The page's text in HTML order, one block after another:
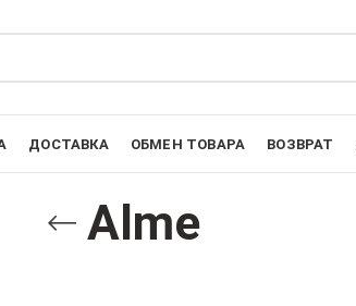
ДОСТАВКА ОБМЕН ТОВАРА ВОЗВРАТ
Alme